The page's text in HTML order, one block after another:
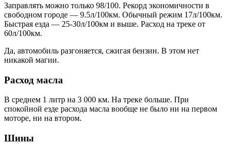
Заправлять можно только 98/100. Рекорд экономичности в
свободном городе — 9.5л/100км. Обычный режим 17л/100км.
Быстрая езда — 25-30л/100км и выше. Расход на треке от
60л/100км.
Да, автомобиль разгоняется, сжигая бензин. В этом нет
никакой магии.
Расход масла
В среднем 1 литр на 3 000 км. На треке больше. При
спокойной езде расхода масла вообще не было ни на первом
моторе, ни на втором.
Шины